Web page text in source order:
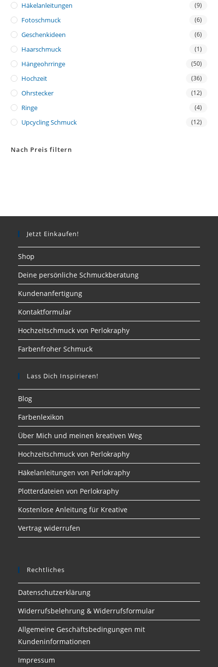
Häkelanleitungen (9)
Fotoschmuck (6)
Geschenkideen (6)
Haarschmuck (1)
Hängeohrringe (50)
Hochzeit (36)
Ohrstecker (12)
Ringe (4)
Upcycling Schmuck (12)
Nach Preis filtern
Jetzt Einkaufen!
Shop
Deine persönliche Schmuckberatung
Kundenanfertigung
Kontaktformular
Hochzeitschmuck von Perlokraphy
Farbenfroher Schmuck
Lass Dich Inspirieren!
Blog
Farbenlexikon
Über Mich und meinen kreativen Weg
Hochzeitschmuck von Perlokraphy
Häkelanleitungen von Perlokraphy
Plotterdateien von Perlokraphy
Kostenlose Anleitung für Kreative
Vertrag widerrufen
Rechtliches
Datenschutzerklärung
Widerrufsbelehrung & Widerrufsformular
Allgemeine Geschäftsbedingungen mit
Kundeninformationen
Impressum